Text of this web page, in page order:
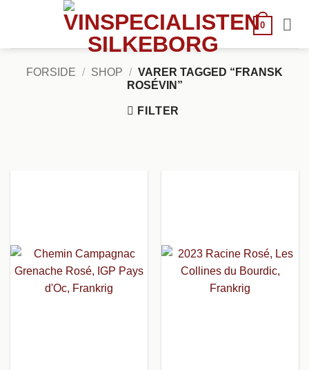
0
FORSIDE / SHOP / VARER TAGGED “FRANSK
ROSÉVIN”
FILTER